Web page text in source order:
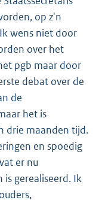
op z'n
wens niet door
over het
pgb maar door
debat over de
de
het is
drie maanden tijd.
en spoedig
er nu
gerealiseerd. Ik